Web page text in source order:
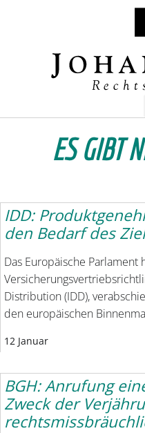
ES GIBT
IDD:
den Bedarf des
Das Europäische Parlament
Distribution (IDD),
den europäischen
12 Januar
BGH: Anrufung
Zweck der